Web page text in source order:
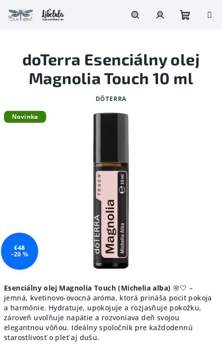
na
obsah
košík
Esenciálny olej Magnolia Touch (Michelia alba) 🌸🤍 –
jemná, kvetinovo-ovocná aróma, ktorá prináša pocit pokoja
a harmónie. Hydratuje, upokojuje a rozjasňuje pokožku,
zároveň uvoľňuje napätie a rozvoniava deň svojou
elegantnou vôňou. Ideálny spoločník pre každodennú
starostlivosť o pleť aj dušu.
doTerra Esenciálny olej
Magnolia Touch 10 ml
DŌTERRA
Novinka
€48
–20 %